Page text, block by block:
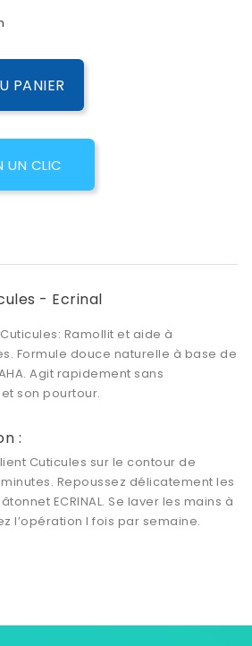
PANIER
UN CLIC
- Ecrinal
Cuticules: Ramollit et aide à
Formule douce naturelle à base de
Agit rapidement sans
son pourtour.
:
Cuticules sur le contour de
Repoussez délicatement les
ECRINAL. Se laver les mains à
l’opération I fois par semaine.